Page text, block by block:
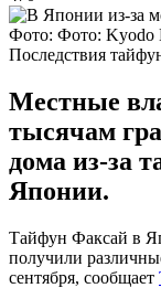
Фото: Фото: Kyodo
Последствия
Местные
тысячам
дома из-за
Японии.
Тайфун Факсай в
получили
сентября, сообщает